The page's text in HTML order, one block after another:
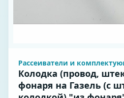
Рассеиватели и
Колодка (провод,
фонаря на Газель (с